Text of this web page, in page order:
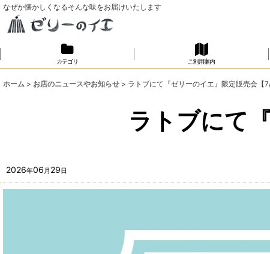
なぜか懐かしくなるそんな味をお届けいたします
カテゴリ ご利用案内
ホーム > お店のニュースやお知らせ > ラトブにて『ゼリーのイエ』限定販売会【
ラトブにて
2026年06 月 29 日